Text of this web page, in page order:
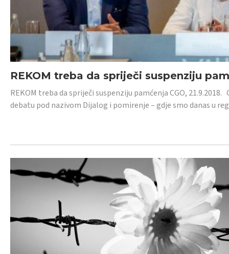
REKOM treba da spriječi suspenziju
REKOM treba da spriječi suspenziju pamćenja CGO,
debatu pod nazivom Dijalog i pomirenje – gdje smo danas u